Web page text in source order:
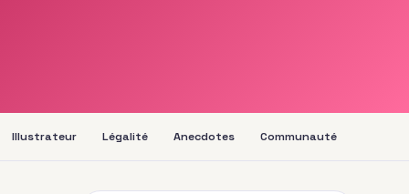
Illustrateur Légalité Anecdotes Communauté